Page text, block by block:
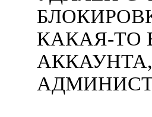
КАКАЯ-ТО